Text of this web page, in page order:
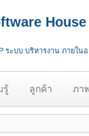
ะบบ บริหารงาน ภายใน
รู้ ลูกค้า ภา